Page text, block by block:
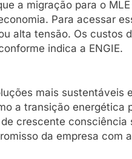
a migração para o
Para acessar
alta tensão. Os custos
indica a ENGIE.
mais sustentáveis
a transição energética
crescente
da empresa com